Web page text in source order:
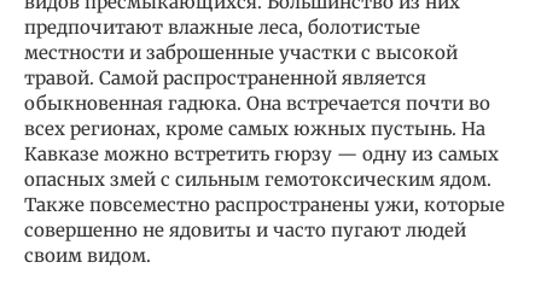
предпочитают влажные леса, болотистые
местности и заброшенные участки с высокой
травой. Самой распространенной является
обыкновенная гадюка. Она встречается почти во
всех регионах, кроме самых южных пустынь. На
Кавказе можно встретить гюрзу — одну из самых
опасных змей с сильным гемотоксическим ядом.
Также повсеместно распространены ужи, которые
совершенно не ядовиты и часто пугают людей
своим видом.